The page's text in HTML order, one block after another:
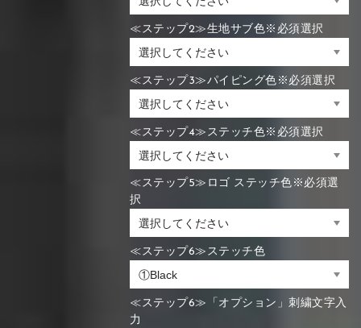
≪ステップ2≫生地サブ色※必須選択
≪ステップ3≫パイピング色※必須選択
≪ステップ4≫ステッチ色※必須選択
≪ステップ5≫ロゴ ステッチ色※必須選
択
≪ステップ6≫ステッチ色
≪ステップ6≫「オプション」刺繍文字入
力